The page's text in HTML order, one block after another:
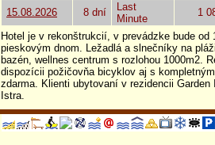
15.08.2026 8 dní
Last
Minute
1
Hotel je v rekonštrukcií, v prevádzke bude
pieskovým dnom. Ležadlá a slnečníky na
bazén, wellnes centrum s rozlohou 1000m2.
dispozícii požičovňa bicyklov aj s
zdarma. Klienti ubytovaní v rezidencii
Istra.